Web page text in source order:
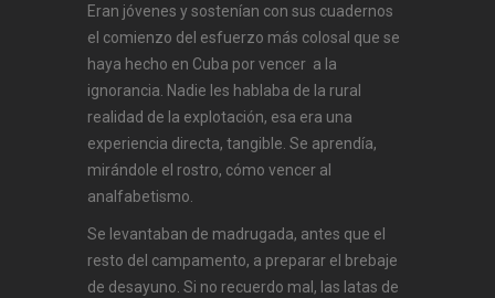
Eran jóvenes y sostenían con sus cuadernos
el comienzo del esfuerzo más colosal que se
haya hecho en Cuba por vencer a la
ignorancia. Nadie les hablaba de la rural
realidad de la explotación, esa era una
experiencia directa, tangible. Se aprendía,
mirándole el rostro, cómo vencer al
analfabetismo.
Se levantaban de madrugada, antes que el
resto del campamento, a preparar el brebaje
de desayuno. Si no recuerdo mal, las latas de